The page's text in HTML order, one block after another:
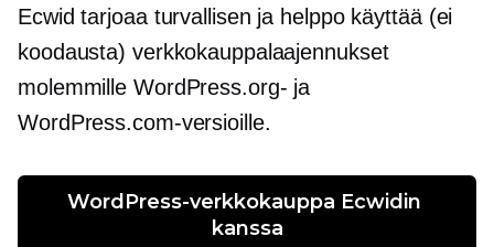
Ecwid tarjoaa turvallisen ja helppo käyttää(ei
koodausta) verkkokauppalaajennukset
molemmille WordPress.org- ja
WordPress.com-versioille.
WordPress-verkkokauppa Ecwidin
kanssa